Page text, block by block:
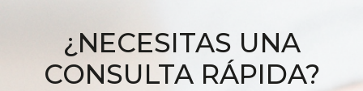
¿NECESITAS UNA
CONSULTA RÁPIDA?